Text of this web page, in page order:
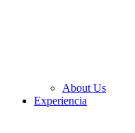
About Us
Experiencia